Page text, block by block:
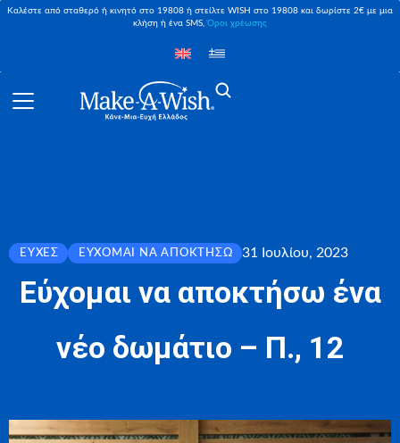
Καλέστε από σταθερό ή κινητό στο 19808 ή στείλτε WISH στο 19808 και δωρίστε 2€ με μια
κλήση ή ένα SMS,Όροι χρέωσης
ΕΥΧΈΣ ΕΎΧΟΜΑΙ ΝΑ ΑΠΟΚΤΉΣΩ 31 Ιουλίου, 2023
Εύχομαι να αποκτήσω ένα
νέο δωμάτιο – Π., 12